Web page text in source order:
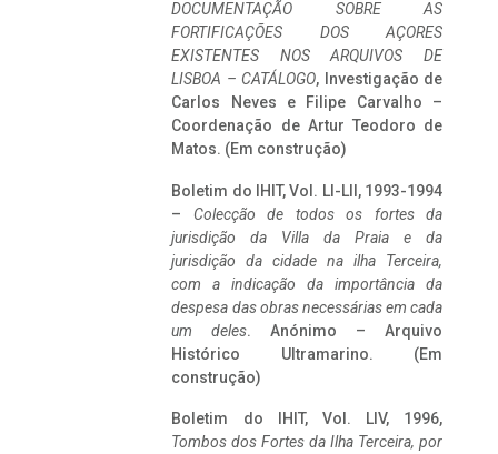
DOCUMENTAÇÃO SOBRE AS
FORTIFICAÇÕES DOS AÇORES
EXISTENTES NOS ARQUIVOS DE
LISBOA – CATÁLOGO, Investigação de
Carlos Neves e Filipe Carvalho –
Coordenação de Artur Teodoro de
Matos. (Em construção)
Boletim do IHIT, Vol. LI-LII, 1993-1994
– Colecção de todos os fortes da
jurisdição da Villa da Praia e da
jurisdição da cidade na ilha Terceira,
com a indicação da importância da
despesa das obras necessárias em cada
um deles. Anónimo – Arquivo
Histórico Ultramarino. (Em
construção)
Boletim do IHIT, Vol. LIV, 1996,
Tombos dos Fortes da Ilha Terceira, por